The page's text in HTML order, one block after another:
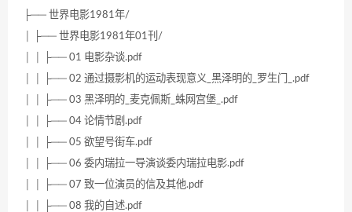
├── 世界电影1981年/
│ ├── 世界电影1981年01刊/
│ │ ├── 01 电影杂谈.pdf
│ │ ├── 02 通过摄影机的运动表现意义_黑泽明的_罗生门_.pdf
│ │ ├── 03 黑泽明的_麦克佩斯_蛛网宫堡_.pdf
│ │ ├── 04 论情节剧.pdf
│ │ ├── 05 欲望号街车.pdf
│ │ ├── 06 委内瑞拉一导演谈委内瑞拉电影.pdf
│ │ ├── 07 致一位演员的信及其他.pdf
│ │ ├── 08 我的自述.pdf